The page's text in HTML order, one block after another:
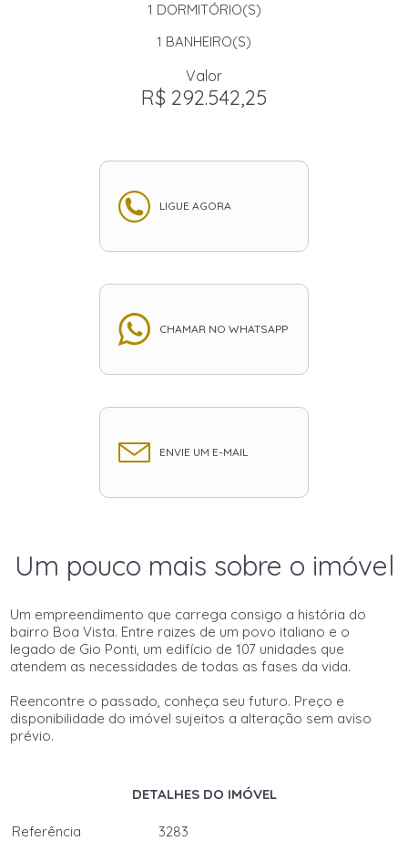
1 DORMITÓRIO(S)
1 BANHEIRO(S)
Valor
R$ 292.542,25
LIGUE AGORA
CHAMAR NO WHATSAPP
ENVIE UM E-MAIL
Um pouco mais sobre o imóvel
Um empreendimento que carrega consigo a história do
bairro Boa Vista. Entre raizes de um povo italiano e o
legado de Gio Ponti, um edifício de 107 unidades que
atendem as necessidades de todas as fases da vida.
Reencontre o passado, conheça seu futuro. Preço e
disponibilidade do imóvel sujeitos a alteração sem aviso
prévio.
DETALHES DO IMÓVEL
Referência
3283